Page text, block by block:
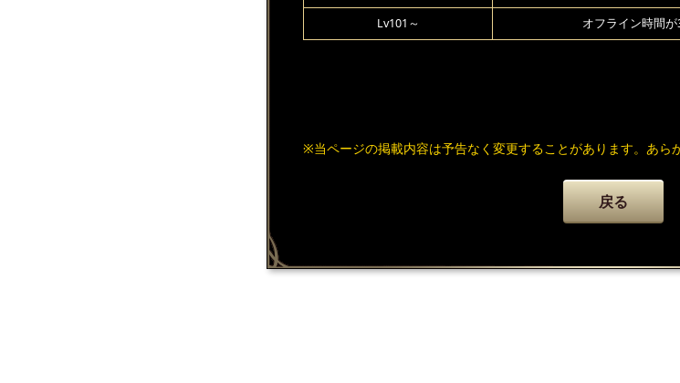
Lv101～ オフライン時間
※当ページの掲載内容は予告なく変更することがあります。あら
戻る